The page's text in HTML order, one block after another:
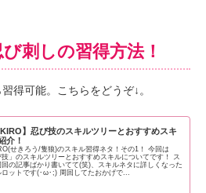
刺しの習得方法！
得可能。こちらをどうぞ↓。
】忍び技のスキルツリーとおすすめスキ
介！
せきろう/隻狼)のスキル習得ネタ！その1！ 今回は
技」のスキルツリーとおすすめスキルについてです！ ス
回の記事ばかり書いてて(笑)、スキルネタに詳しくなった
ロットです(･ω･;) 周回してたおかげで...